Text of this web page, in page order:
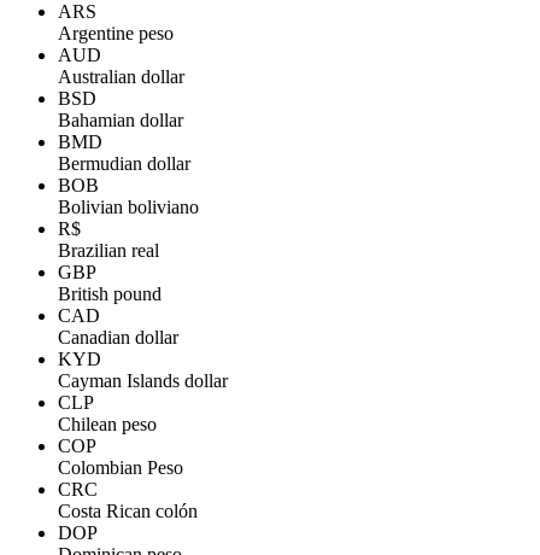
ARS
Argentine peso
AUD
Australian dollar
BSD
Bahamian dollar
BMD
Bermudian dollar
BOB
Bolivian boliviano
R$
Brazilian real
GBP
British pound
CAD
Canadian dollar
KYD
Cayman Islands dollar
CLP
Chilean peso
COP
Colombian Peso
CRC
Costa Rican colón
DOP